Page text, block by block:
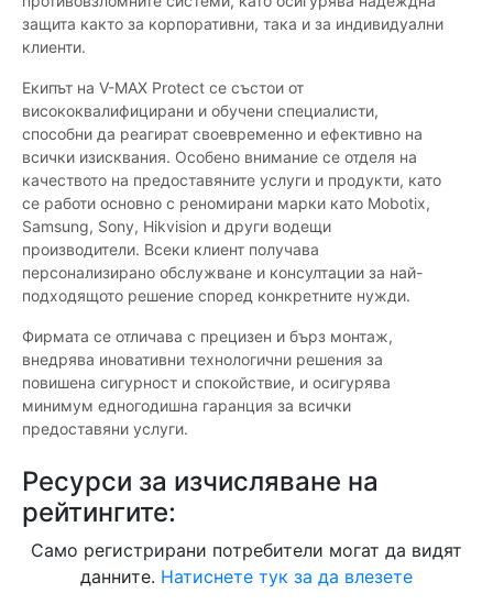
защита както за корпоративни, така и за индивидуални
клиенти.
Екипът на V-MAX Protect се състои от
висококвалифицирани и обучени специалисти,
способни да реагират своевременно и ефективно на
всички изисквания. Особено внимание се отделя на
качеството на предоставяните услуги и продукти, като
се работи основно с реномирани марки като Mobotix,
Samsung, Sony, Hikvision и други водещи
производители. Всеки клиент получава
персонализирано обслужване и консултации за най-
подходящото решение според конкретните нужди.
Фирмата се отличава с прецизен и бърз монтаж,
внедрява иновативни технологични решения за
повишена сигурност и спокойствие, и осигурява
минимум едногодишна гаранция за всички
предоставяни услуги.
Ресурси за изчисляване на
рейтингите:
Само регистрирани потребители могат да видят
данните. Натиснете тук за да влезете